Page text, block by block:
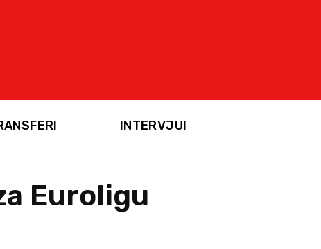
INTERVJUI
Euroligu